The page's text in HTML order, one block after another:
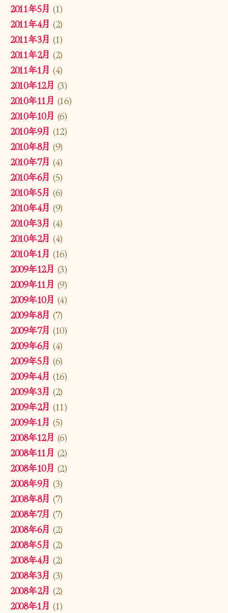
2011年5月 (1)
2011年4月 (2)
2011年3月 (1)
2011年2月 (2)
2011年1月 (4)
2010年12月 (3)
2010年11月 (16)
2010年10月 (6)
2010年9月 (12)
2010年8月 (9)
2010年7月 (4)
2010年6月 (5)
2010年5月 (6)
2010年4月 (9)
2010年3月 (4)
2010年2月 (4)
2010年1月 (16)
2009年12月 (3)
2009年11月 (9)
2009年10月 (4)
2009年8月 (7)
2009年7月 (10)
2009年6月 (4)
2009年5月 (6)
2009年4月 (16)
2009年3月 (2)
2009年2月 (11)
2009年1月 (5)
2008年12月 (6)
2008年11月 (2)
2008年10月 (2)
2008年9月 (3)
2008年8月 (7)
2008年7月 (7)
2008年6月 (2)
2008年5月 (2)
2008年4月 (2)
2008年3月 (3)
2008年2月 (2)
2008年1月 (1)